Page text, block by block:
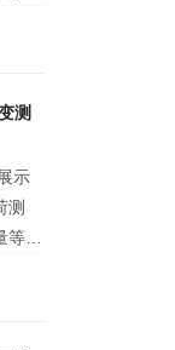
）
测
示
测
领
料